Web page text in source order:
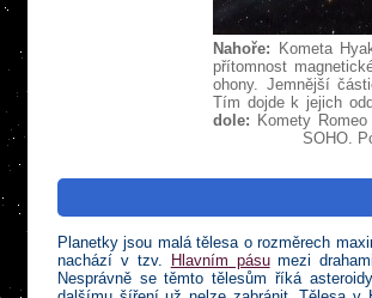
Nahoře: Kometa
přítomnost
ohony. Jemnější
Tím dojde k jejich
dole: Komety
SOHO.
Planetky jsou malá tělesa o rozměrech
nachází v tzv. Hlavním pásumezi
Nesprávně se těmto tělesům říká